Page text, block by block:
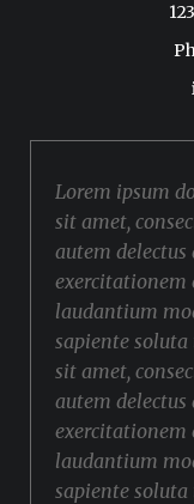
Lorem ipsum
sit amet,
autem delectus
exercitationem
laudantium
sapiente
sit amet,
autem delectus
exercitationem
laudantium
sapiente soluta